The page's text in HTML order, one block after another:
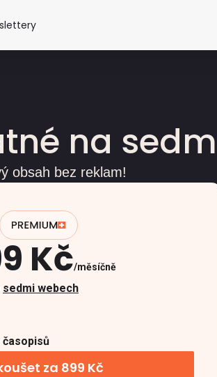
na
obsah bez reklam!
Kč měsíčně
sedmi webech
za 899 Kč